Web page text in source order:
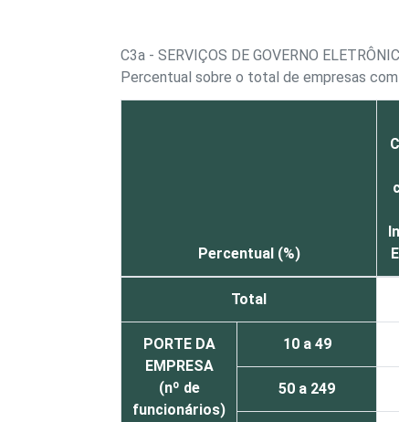
C3a - SERVIÇOS DE GOVERNO
Percentual sobre o total de empresas
Percentual (%)
Total
PORTE DA
EMPRESA
(nº de
funcionários)
10 a 49
50 a 249